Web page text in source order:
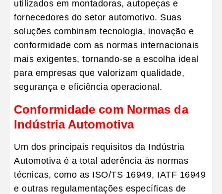
utilizados em montadoras, autopeças e
fornecedores do setor automotivo. Suas
soluções combinam tecnologia, inovação e
conformidade com as normas internacionais
mais exigentes, tornando-se a escolha ideal
para empresas que valorizam qualidade,
segurança e eficiência operacional .
Conformidade com Normas da
Indústria Automotiva
Um dos principais requisitos da Indústria
Automotiva é a total aderência às normas
técnicas, como as ISO/TS 16949, IATF 16949
e outras regulamentações específicas de